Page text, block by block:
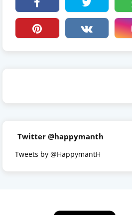
Twitter @happymanth
Tweets by @HappymantH